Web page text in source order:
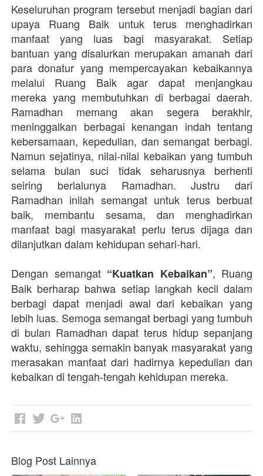
Keseluruhan program tersebut menjadi bagian dari
upaya Ruang Baik untuk terus menghadirkan
manfaat yang luas bagi masyarakat. Setiap
bantuan yang disalurkan merupakan amanah dari
para donatur yang mempercayakan kebaikannya
melalui Ruang Baik agar dapat menjangkau
mereka yang membutuhkan di berbagai daerah.
Ramadhan memang akan segera berakhir,
meninggalkan berbagai kenangan indah tentang
kebersamaan, kepedulian, dan semangat berbagi.
Namun sejatinya, nilai-nilai kebaikan yang tumbuh
selama bulan suci tidak seharusnya berhenti
seiring berlalunya Ramadhan. Justru dari
Ramadhan inilah semangat untuk terus berbuat
baik, membantu sesama, dan menghadirkan
manfaat bagi masyarakat perlu terus dijaga dan
dilanjutkan dalam kehidupan sehari-hari.
Dengan semangat “Kuatkan Kebaikan”, Ruang
Baik berharap bahwa setiap langkah kecil dalam
berbagi dapat menjadi awal dari kebaikan yang
lebih luas. Semoga semangat berbagi yang tumbuh
di bulan Ramadhan dapat terus hidup sepanjang
waktu, sehingga semakin banyak masyarakat yang
merasakan manfaat dari hadirnya kepedulian dan
kebaikan di tengah-tengah kehidupan mereka.
Blog Post Lainnya